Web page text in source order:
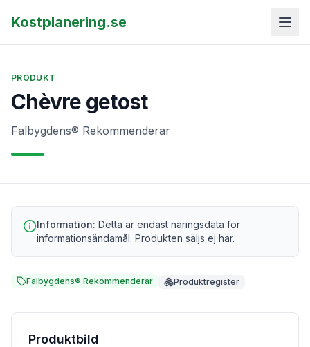
Kostplanering.se
PRODUKT
Chèvre getost
Falbygdens® Rekommenderar
Information: Detta är endast näringsdata för
informationsändamål. Produkten säljs ej här.
Falbygdens® Rekommenderar Produktregister
Produktbild